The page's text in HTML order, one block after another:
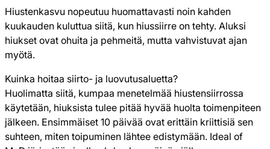
Hiustenkasvu nopeutuu huomattavasti noin kahden
kuukauden kuluttua siitä, kun hiussiirre on tehty. Aluksi
hiukset ovat ohuita ja pehmeitä, mutta vahvistuvat ajan
myötä.
Kuinka hoitaa siirto- ja luovutusaluetta?
Huolimatta siitä, kumpaa menetelmää hiustensiirrossa
käytetään, hiuksista tulee pitää hyvää huolta toimenpiteen
jälkeen. Ensimmäiset 10 päivää ovat erittäin kriittisiä sen
suhteen, miten toipuminen lähtee edistymään. Ideal of